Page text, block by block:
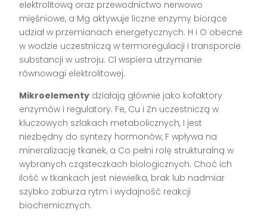
elektrolitową oraz przewodnictwo nerwowo
mięśniowe, a Mg aktywuje liczne enzymy biorące
udział w przemianach energetycznych. H i O obecne
w wodzie uczestniczą w termoregulacji i transporcie
substancji w ustroju. Cl wspiera utrzymanie
równowagi elektrolitowej.
Mikroelementy działają głównie jako kofaktory
enzymów i regulatory. Fe, Cu i Zn uczestniczą w
kluczowych szlakach metabolicznych, I jest
niezbędny do syntezy hormonów, F wpływa na
mineralizację tkanek, a Co pełni rolę strukturalną w
wybranych cząsteczkach biologicznych. Choć ich
ilość w tkankach jest niewielka, brak lub nadmiar
szybko zaburza rytm i wydajność reakcji
biochemicznych.